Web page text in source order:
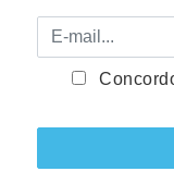
E-mail